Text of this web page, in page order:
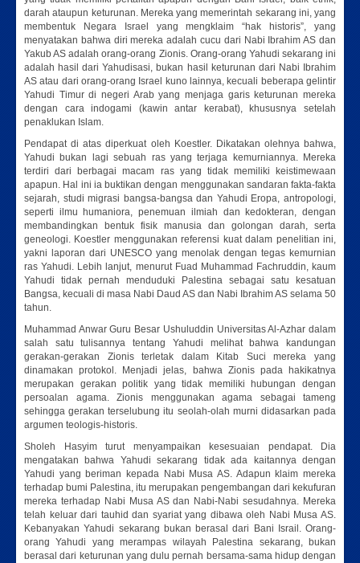
darah ataupun keturunan. Mereka yang memerintah sekarang ini, yang
membentuk Negara Israel yang mengklaim “hak historis”, yang
menyatakan bahwa diri mereka adalah cucu dari Nabi Ibrahim AS dan
Yakub AS adalah orang-orang Zionis. Orang-orang Yahudi sekarang ini
adalah hasil dari Yahudisasi, bukan hasil keturunan dari Nabi Ibrahim
AS atau dari orang-orang Israel kuno lainnya, kecuali beberapa gelintir
Yahudi Timur di negeri Arab yang menjaga garis keturunan mereka
dengan cara indogami (kawin antar kerabat), khususnya setelah
penaklukan Islam.
Pendapat di atas diperkuat oleh Koestler. Dikatakan olehnya bahwa,
Yahudi bukan lagi sebuah ras yang terjaga kemurniannya. Mereka
terdiri dari berbagai macam ras yang tidak memiliki keistimewaan
apapun. Hal ini ia buktikan dengan menggunakan sandaran fakta-fakta
sejarah, studi migrasi bangsa-bangsa dan Yahudi Eropa, antropologi,
seperti ilmu humaniora, penemuan ilmiah dan kedokteran, dengan
membandingkan bentuk fisik manusia dan golongan darah, serta
geneologi. Koestler menggunakan referensi kuat dalam penelitian ini,
yakni laporan dari UNESCO yang menolak dengan tegas kemurnian
ras Yahudi. Lebih lanjut, menurut Fuad Muhammad Fachruddin, kaum
Yahudi tidak pernah menduduki Palestina sebagai satu kesatuan
Bangsa, kecuali di masa Nabi Daud AS dan Nabi Ibrahim AS selama 50
tahun.
Muhammad Anwar Guru Besar Ushuluddin Universitas Al-Azhar dalam
salah satu tulisannya tentang Yahudi melihat bahwa kandungan
gerakan-gerakan Zionis terletak dalam Kitab Suci mereka yang
dinamakan protokol. Menjadi jelas, bahwa Zionis pada hakikatnya
merupakan gerakan politik yang tidak memiliki hubungan dengan
persoalan agama. Zionis menggunakan agama sebagai tameng
sehingga gerakan terselubung itu seolah-olah murni didasarkan pada
argumen teologis-historis.
Sholeh Hasyim turut menyampaikan kesesuaian pendapat. Dia
mengatakan bahwa Yahudi sekarang tidak ada kaitannya dengan
Yahudi yang beriman kepada Nabi Musa AS. Adapun klaim mereka
terhadap bumi Palestina, itu merupakan pengembangan dari kekufuran
mereka terhadap Nabi Musa AS dan Nabi-Nabi sesudahnya. Mereka
telah keluar dari tauhid dan syariat yang dibawa oleh Nabi Musa AS.
Kebanyakan Yahudi sekarang bukan berasal dari Bani Israil. Orang-
orang Yahudi yang merampas wilayah Palestina sekarang, bukan
berasal dari keturunan yang dulu pernah bersama-sama hidup dengan